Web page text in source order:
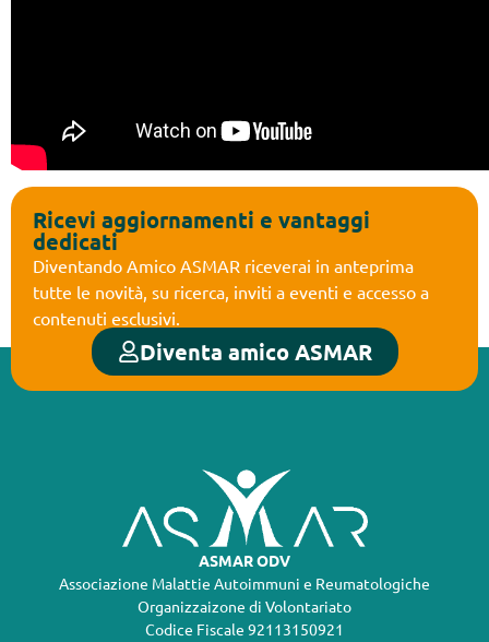
Ricevi aggiornamenti e vantaggi
dedicati
Diventando Amico ASMAR riceverai in anteprima
tutte le novità, su ricerca, inviti a eventi e accesso a
contenuti esclusivi.
Diventa amico ASMAR
ASMAR ODV
Associazione Malattie Autoimmuni e Reumatologiche
Organizzaizone di Volontariato
Codice Fiscale 92113150921